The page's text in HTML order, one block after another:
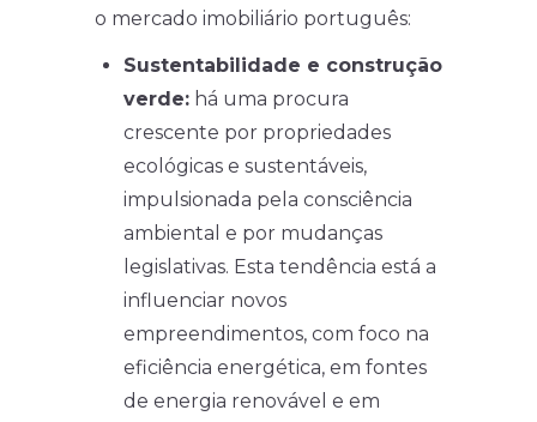
o mercado imobiliário português:
Sustentabilidade e construção
verde: há uma procura
crescente por propriedades
ecológicas e sustentáveis,
impulsionada pela consciência
ambiental e por mudanças
legislativas. Esta tendência está a
influenciar novos
empreendimentos, com foco na
eficiência energética, em fontes
de energia renovável e em